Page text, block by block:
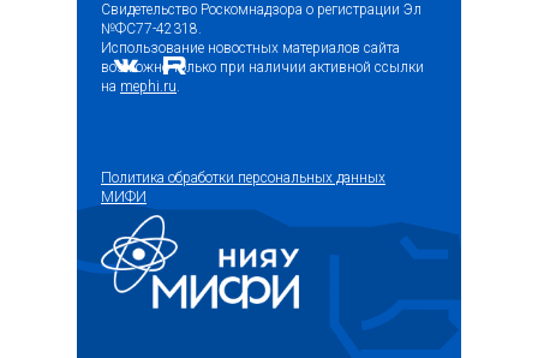
Свидетельство Роскомнадзора о регистрации Эл
№ФС77-42318.
Использование новостных материалов сайта
возможно только при наличии активной ссылки
на mephi.ru.
Политика обработки персональных данных
МИФИ